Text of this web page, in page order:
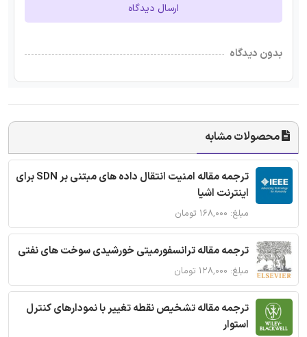
ارسال دیدگاه
بدون دیدگاه
محصولات مشابه
ترجمه مقاله امنیت انتقال داده های مبتنی بر SDN برای
اینترنت اشیا
مبلغ: ۱۶۸,۰۰۰ تومان
ترجمه مقاله ترانسفورمیتی خورشیدی سوخت های نفتی
مبلغ: ۱۲۸,۰۰۰ تومان
ترجمه مقاله تشخیص نقطه تغییر با نمودارهای کنترل
استوار